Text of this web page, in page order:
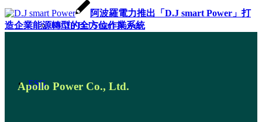
Go To D.J Smart Power
ESG
阿波羅電力推出「D.J smart Power」打
造企業能源轉型的全方位作業系統
Apollo Power Co., Ltd.